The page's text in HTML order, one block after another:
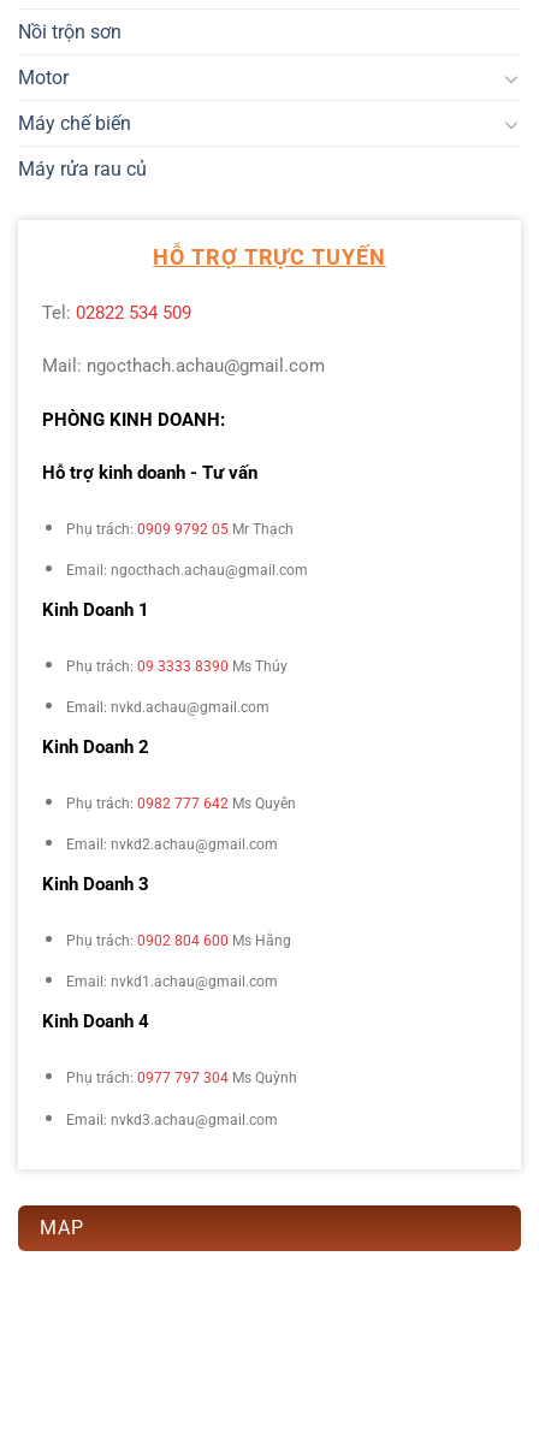
Nồi trộn sơn
Motor
Máy chế biến
Máy rửa rau củ
HỖ TRỢ TRỰC TUYẾN
Tel: 02822 534 509
Mail: ngocthach.achau@gmail.com
PHÒNG KINH DOANH:
Hỗ trợ kinh doanh - Tư vấn
Phụ trách: 0909 9792 05 Mr Thạch
Email: ngocthach.achau@gmail.com
Kinh Doanh 1
Phụ trách: 09 3333 8390 Ms Thúy
Email: nvkd.achau@gmail.com
Kinh Doanh 2
Phụ trách: 0982 777 642 Ms Quyên
Email: nvkd2.achau@gmail.com
Kinh Doanh 3
Phụ trách: 0902 804 600 Ms Hằng
Email: nvkd1.achau@gmail.com
Kinh Doanh 4
Phụ trách: 0977 797 304 Ms Quỳnh
Email: nvkd3.achau@gmail.com
MAP